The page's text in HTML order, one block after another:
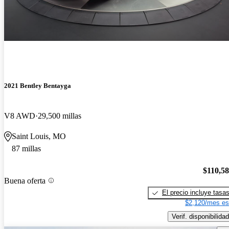
2021 Bentley Bentayga
V8 AWD 29,500 millas
Saint Louis, MO
87 millas
Buena oferta
El precio incluye tasas
$2,120/mes
Verif. disponibilidad